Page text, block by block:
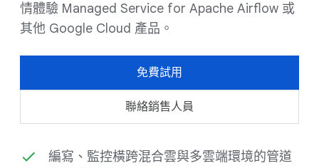
情體驗 Managed Service for Apache Airflow 或
其他 Google Cloud 產品。
免費試用
聯絡銷售人員
編寫、監控橫跨混合雲與多雲端環境的管道